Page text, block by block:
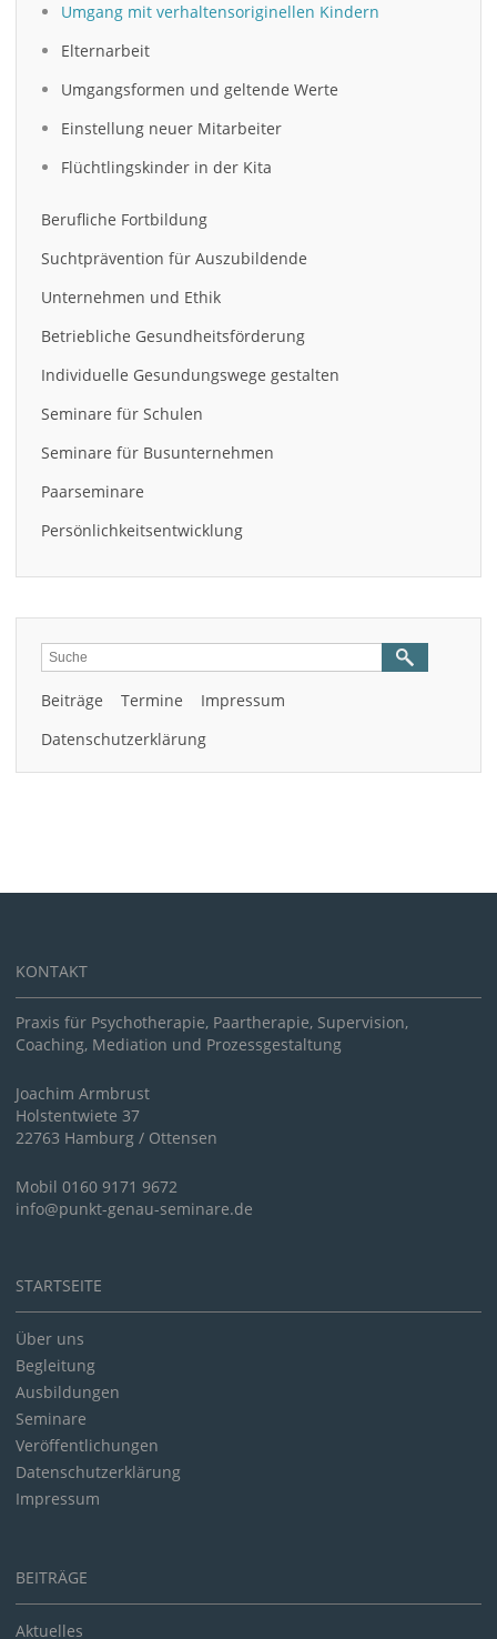
Umgang mit verhaltensoriginellen Kindern
Elternarbeit
Umgangsformen und geltende Werte
Einstellung neuer Mitarbeiter
Flüchtlingskinder in der Kita
Berufliche Fortbildung
Suchtprävention für Auszubildende
Unternehmen und Ethik
Betriebliche Gesundheitsförderung
Individuelle Gesundungswege gestalten
Seminare für Schulen
Seminare für Busunternehmen
Paarseminare
Persönlichkeitsentwicklung
Beiträge Termine
Impressum
Datenschutzerklärung
KONTAKT
Praxis für Psychotherapie, Paartherapie, Supervision,
Coaching, Mediation und Prozessgestaltung
Joachim Armbrust
Holstentwiete 37
22763 Hamburg / Ottensen
Mobil 0160 9171 9672
info@punkt-genau-seminare.de
STARTSEITE
Über uns
Begleitung
Ausbildungen
Seminare
Veröffentlichungen
Datenschutzerklärung
Impressum
BEITRÄGE
Aktuelles